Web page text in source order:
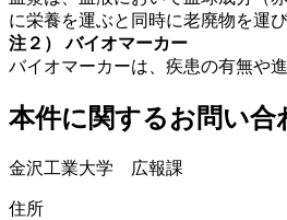
に栄養を運ぶと同時に老廃物を運
注２）バイオマーカー
バイオマーカーは、疾患の有無や
本件に関するお問い合
金沢工業大学 広報課
住所